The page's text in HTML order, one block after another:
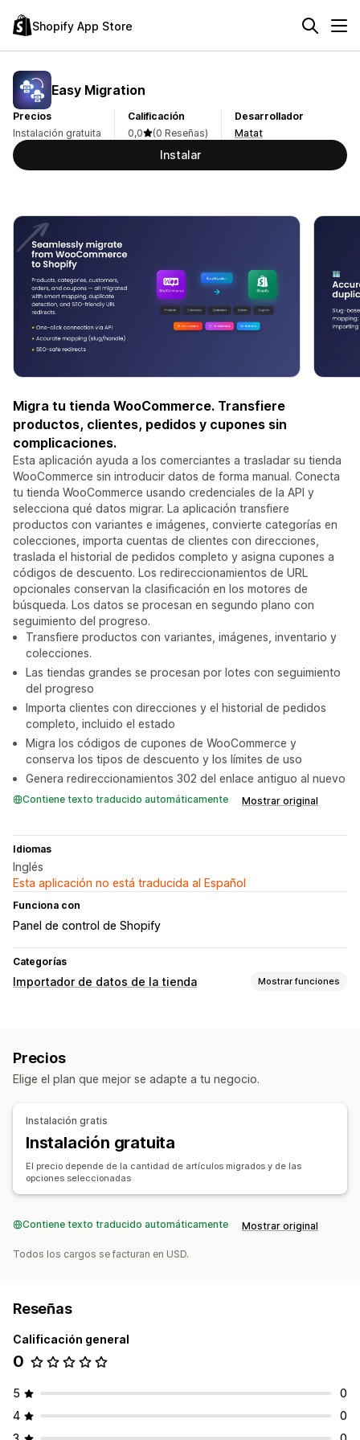
Shopify App Store
Easy Migration
Precios
Instalación gratuita
Calificación
0,0
(0 Reseñas)
Desarrollador
Matat
Instalar
Migra tu tienda WooCommerce. Transfiere
productos, clientes, pedidos y cupones sin
complicaciones.
Esta aplicación ayuda a los comerciantes a trasladar su tienda
WooCommerce sin introducir datos de forma manual. Conecta
tu tienda WooCommerce usando credenciales de la API y
selecciona qué datos migrar. La aplicación transfiere
productos con variantes e imágenes, convierte categorías en
colecciones, importa cuentas de clientes con direcciones,
traslada el historial de pedidos completo y asigna cupones a
códigos de descuento. Los redireccionamientos de URL
opcionales conservan la clasificación en los motores de
búsqueda. Los datos se procesan en segundo plano con
seguimiento del progreso.
Transfiere productos con variantes, imágenes, inventario y
colecciones.
Las tiendas grandes se procesan por lotes con seguimiento
del progreso
Importa clientes con direcciones y el historial de pedidos
completo, incluido el estado
Migra los códigos de cupones de WooCommerce y
conserva los tipos de descuento y los límites de uso
Genera redireccionamientos 302 del enlace antiguo al nuevo
Contiene texto traducido automáticamente Mostrar original
Idiomas
Inglés
Esta aplicación no está traducida al Español
Funciona con
Panel de control de Shopify
Categorías
Importador de datos de la tienda Mostrar funciones
Sincronización de precios
Pedidos
Precios
Elige el plan que mejor se adapte a tu negocio.
Instalación gratis
Instalación gratuita
El precio depende de la cantidad de artículos migrados y de las
opciones seleccionadas
Contiene texto traducido automáticamente Mostrar original
Todos los cargos se facturan en USD.
Reseñas
Calificación general
0
5
0
4
0